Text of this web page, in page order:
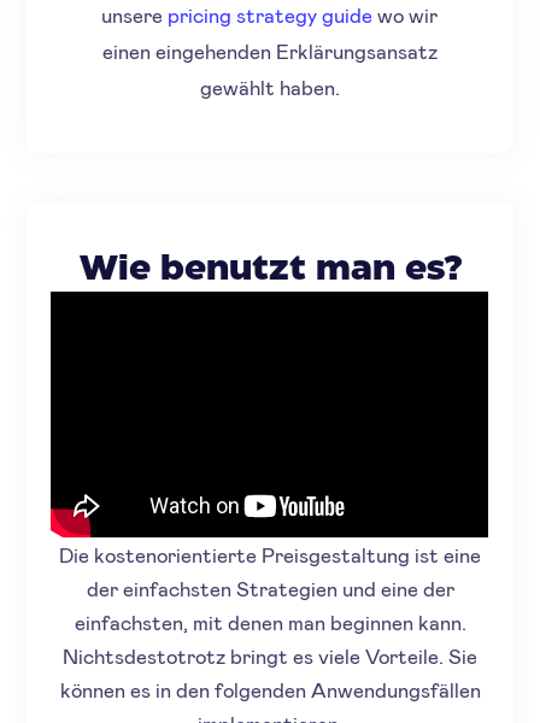
unsere pricing strategy guide wo wir
einen eingehenden Erklärungsansatz
gewählt haben.
Wie benutzt man es?
Die kostenorientierte Preisgestaltung ist eine
der einfachsten Strategien und eine der
einfachsten, mit denen man beginnen kann.
Nichtsdestotrotz bringt es viele Vorteile. Sie
können es in den folgenden Anwendungsfällen